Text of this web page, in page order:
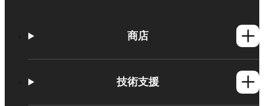
商店
Mac產品
技術支援